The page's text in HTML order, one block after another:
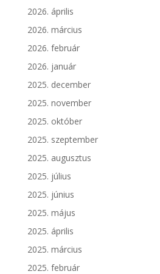
2026. április
2026. március
2026. február
2026. január
2025. december
2025. november
2025. október
2025. szeptember
2025. augusztus
2025. július
2025. június
2025. május
2025. április
2025. március
2025. február